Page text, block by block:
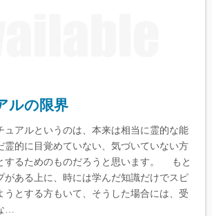
ルの限界
アルというのは、本来は相当に霊的な能
霊的に目覚めていない、気づいていない方
するためのものだろうと思います。 もと
がある上に、時には学んだ知識だけでスピ
うとする方もいて、そうした場合には、受
…